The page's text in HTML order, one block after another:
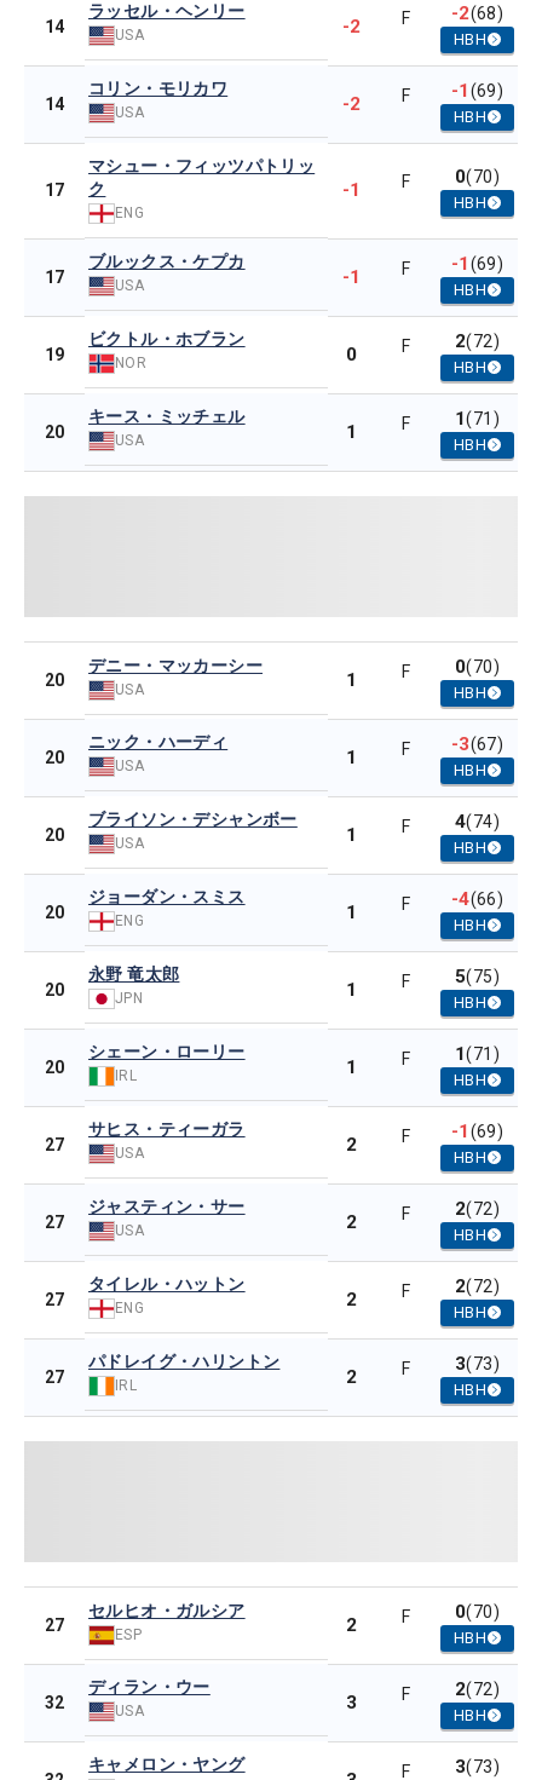
14
ラッセル・ヘンリー
USA -2 F -2(68)
HBH
14
コリン・モリカワ
USA -2 F -1(69)
HBH
17
マシュー・フィッツパトリッ
ク
ENG
-1 F 0(70)
HBH
17
ブルックス・ケプカ
USA -1 F -1(69)
HBH
19
ビクトル・ホブラン
NOR 0 F 2(72)
HBH
20
キース・ミッチェル
USA 1 F 1(71)
HBH
20
デニー・マッカーシー
USA 1 F 0(70)
HBH
20
ニック・ハーディ
USA 1 F -3(67)
HBH
20
ブライソン・デシャンボー
USA 1 F 4(74)
HBH
20
ジョーダン・スミス
ENG 1 F -4(66)
HBH
20
永野 竜太郎
JPN 1 F 5(75)
HBH
20
シェーン・ローリー
IRL 1 F 1(71)
HBH
27
サヒス・ティーガラ
USA 2 F -1(69)
HBH
27
ジャスティン・サー
USA 2 F 2(72)
HBH
27
タイレル・ハットン
ENG 2 F 2(72)
HBH
27
パドレイグ・ハリントン
IRL 2 F 3(73)
HBH
27
セルヒオ・ガルシア
ESP 2 F 0(70)
HBH
32
ディラン・ウー
USA 3 F 2(72)
HBH
キャメロン・ヤング F 3(73)